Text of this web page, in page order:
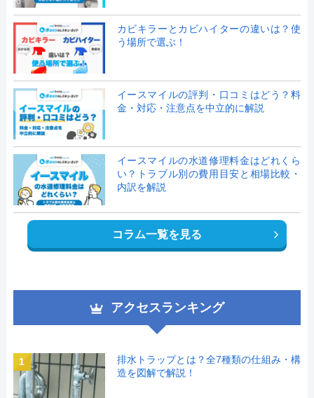
カビキラーとカビハイターの違いは？使
う場所で選ぶ！
イースマイルの評判・口コミはどう？料
金・対応・注意点を中立的に解説
イースマイルの水道修理料金はどれくら
い？トラブル別の費用目安と相場比較・
内訳を解説
コラム一覧を見る
アクセスランキング
1
排水トラップとは？全7種類の仕組み・構
造を図解で解説！